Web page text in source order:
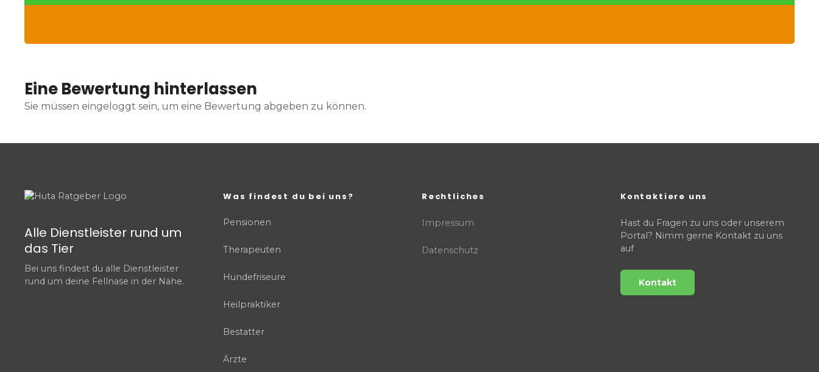
Eine Bewertung hinterlassen
Sie müssen eingeloggt sein, um eine Bewertung abgeben zu können.
Alle Dienstleister rund um
das Tier
Bei uns findest du alle Dienstleister
rund um deine Fellnase in der Nähe.
Was findest du bei uns?
Pensionen
Therapeuten
Hundefriseure
Heilpraktiker
Bestatter
Ärzte
Rechtliches
Impressum
Datenschutz
Kontaktiere uns
Hast du Fragen zu uns oder unserem
Portal? Nimm gerne Kontakt zu uns
auf
Kontakt